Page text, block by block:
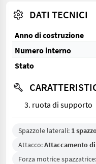
DATI TECNICI
Anno di costruzione
Numero interno
Stato
3. ruota di supporto
Spazzole laterali: 1
Attacco:Attaccamento
Forza motrice spazzatrice: